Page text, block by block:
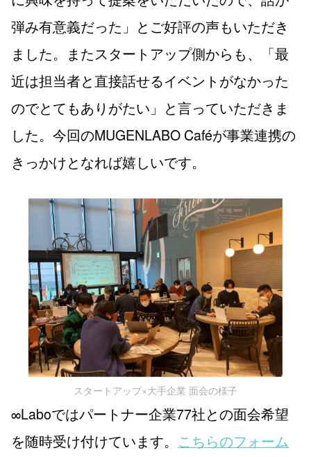
弾み有意義だった」とご好評の声もいただき
ました。またスタートアップ側からも、「最
近は担当者と直接話せるイベントがなかった
のでとてもありがたい」と言っていただきま
した。今回のMUGENLABO Caféが事業連携の
きっかけとなれば嬉しいです。
スタートアップ×大手企業 面会の様子
∞Laboではパートナー企業77社との面会希望
を随時受け付けています。 こちらのフォーム